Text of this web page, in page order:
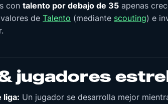
con talento por debajo de 35 apenas
de Talento (mediante scouting) e
jugadores
liga: Un jugador se desarrolla mejor